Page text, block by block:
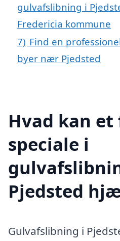
gulvafslibning i
Fredericia kommune
7) Find en
byer nær Pjedsted
Hvad kan
speciale i
Pjedsted
Gulvafslibning i